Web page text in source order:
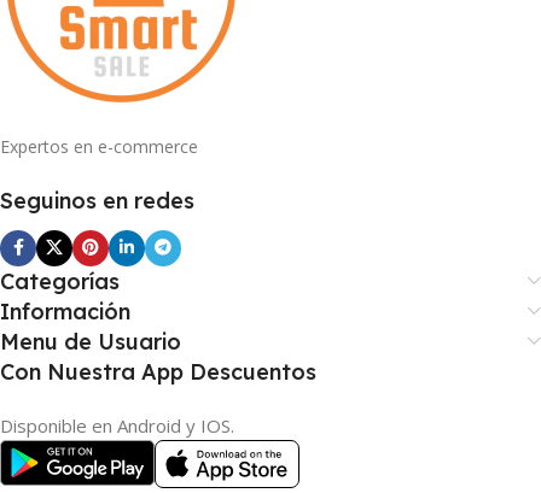
Expertos en e-commerce
Seguinos en redes
Categorías
Información
Menu de Usuario
Con Nuestra App Descuentos
Disponible en Android y IOS.